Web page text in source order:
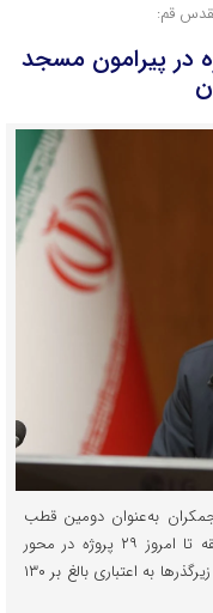
قم:
نگاره در پیرامون مسجد
به‌عنوان دومین قطب
گردشگری شهر قم گفت: برای توسعه این منطقه تا امروز ۲۹ پروژه در محور
جمکران با هزینه ۹۰ میلیارد تومان در کنار احداث زیرگذرها به اعتباری بالغ بر ۱۳۰